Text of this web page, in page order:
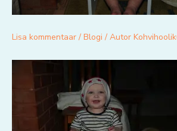
Lisa kommentaar / Blogi / Autor